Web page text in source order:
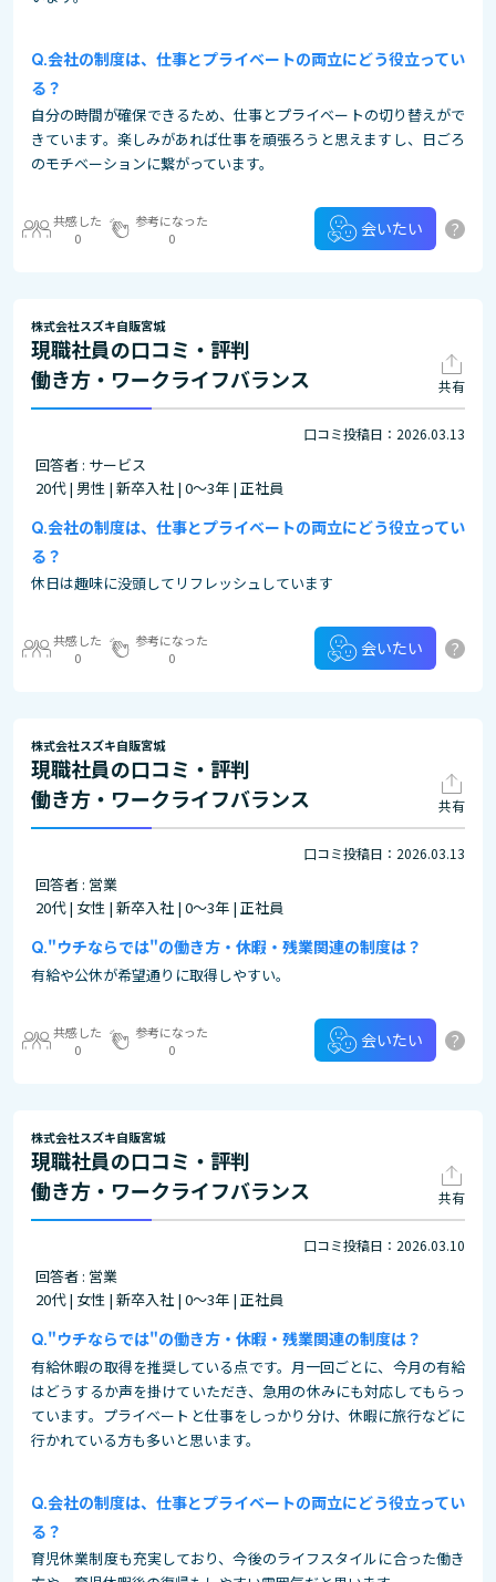
会社の制度は、仕事とプライベートの両立にどう役立ってい
る？
自分の時間が確保できるため、仕事とプライベートの切り替えがで
きています。楽しみがあれば仕事を頑張ろうと思えますし、日ごろ
のモチベーションに繋がっています。
共感した
0
参考になった
0
会いたい ?
株式会社スズキ自販宮城
現職社員の口コミ・評判
働き方・ワークライフバランス
共有
口コミ投稿日：2026.03.13
回答者 : サービス
20代 | 男性 | 新卒入社 | 0～3年 | 正社員
会社の制度は、仕事とプライベートの両立にどう役立ってい
る？
休日は趣味に没頭してリフレッシュしています
共感した
0
参考になった
0
会いたい ?
株式会社スズキ自販宮城
現職社員の口コミ・評判
働き方・ワークライフバランス
共有
口コミ投稿日：2026.03.13
回答者 : 営業
20代 | 女性 | 新卒入社 | 0～3年 | 正社員
"ウチならでは"の働き方・休暇・残業関連の制度は？
有給や公休が希望通りに取得しやすい。
共感した
0
参考になった
0
会いたい ?
株式会社スズキ自販宮城
現職社員の口コミ・評判
働き方・ワークライフバランス
共有
口コミ投稿日：2026.03.10
回答者 : 営業
20代 | 女性 | 新卒入社 | 0～3年 | 正社員
"ウチならでは"の働き方・休暇・残業関連の制度は？
有給休暇の取得を推奨している点です。月一回ごとに、今月の有給
はどうするか声を掛けていただき、急用の休みにも対応してもらっ
ています。プライベートと仕事をしっかり分け、休暇に旅行などに
行かれている方も多いと思います。
会社の制度は、仕事とプライベートの両立にどう役立ってい
る？
育児休業制度も充実しており、今後のライフスタイルに合った働き